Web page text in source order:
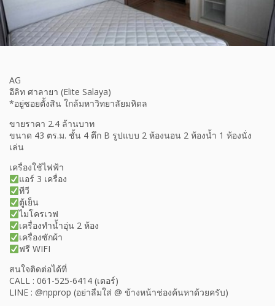
AG
อีลิท ศาลายา (Elite Salaya)
*อยู่ซอยตั้งสิน ใกล้มหาวิทยาลัยมหิดล
ขายราคา 2.4 ล้านบาท
ขนาด 43 ตร.ม. ชั้น 4 ตึก B รูปแบบ 2 ห้องนอน 2 ห้องน้ำ 1 ห้องนั่ง
เล่น
เครื่องใช้ไฟฟ้า
แอร์ 3 เครื่อง
ทีวี
ตู้เย็น
ไมโครเวฟ
เครื่องทำน้ำอุ่น 2 ห้อง
เครื่องซักผ้า
ฟรี WIFI
สนใจติดต่อได้ที่
CALL : 061-525-6414 (เตอร์)
LINE : @npprop (อย่าลืมใส่ @ ข้างหน้าช่องค้นหาด้วยครับ)